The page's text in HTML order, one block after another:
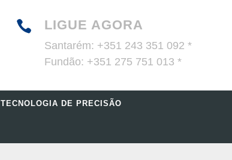
 LIGUE AGORA
Santarém: +351 243 351 092 *
Fundão: +351 275 751 013 *
TECNOLOGIA DE PRECISÃO